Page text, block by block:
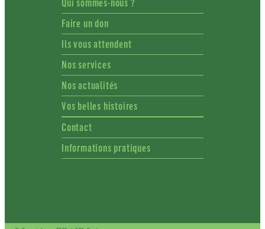
Qui sommes-nous ?
Faire un don
Ils vous attendent
Nos services
Nos actualités
Vos belles histoires
Contact
Informations pratiques